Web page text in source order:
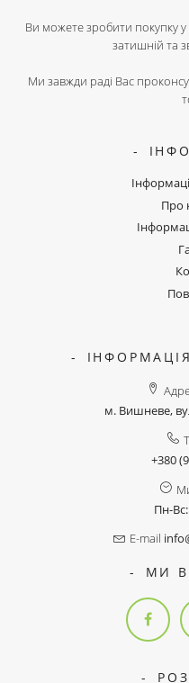
Ви можете зробити покупку у
затишній та
Ми завжди раді Вас
Про
м. Вишневе,
+380
Пн-
E-mail
МИ В